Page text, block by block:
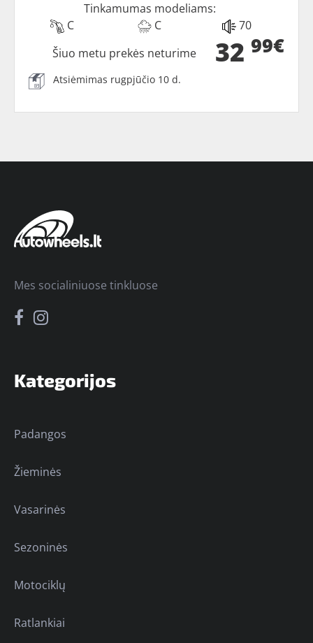
Tinkamumas modeliams:
C
C 70
32 99€
Šiuo metu prekės neturime
Atsiėmimas rugpjūčio 10 d.
Kategorijos
Padangos
Žieminės
Vasarinės
Sezoninės
Motociklų
Ratlankiai
Mes socialiniuose tinkluose